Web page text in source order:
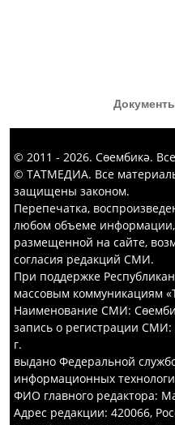
© 2011 - 2026. Сөембикә.
© ТАТМЕДИА. Все
защищены законом.
Перепечатка,
любом объеме информации,
размещенной на сайте,
согласия редакций СМИ.
При поддержке
массовым коммуникациям
Наименование СМИ:
запись о регистрации
г.
выдано Федеральной
информационных
ФИО главного редактора:
Адрес редакции: 420066,